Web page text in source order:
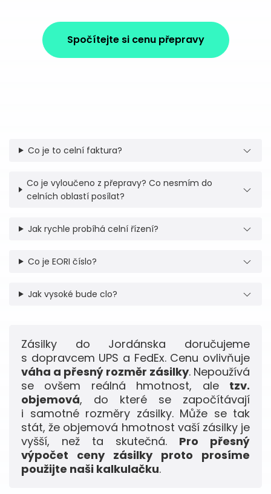
Spočítejte si cenu přepravy
Co je to celní faktura?
Co je vyloučeno z přepravy? Co nesmím do
celních oblastí posílat?
Jak rychle probíhá celní řízení?
Co je EORI číslo?
Jak vysoké bude clo?
Zásilky do Jordánska doručujeme
s dopravcem UPS a FedEx. Cenu ovlivňuje
váha a přesný rozměr zásilky. Nepoužívá
se ovšem reálná hmotnost, ale tzv.
objemová, do které se započítávají
i samotné rozměry zásilky. Může se tak
stát, že objemová hmotnost vaší zásilky je
vyšší, než ta skutečná. Pro přesný
výpočet ceny zásilky proto prosíme
použijte naši kalkulačku.